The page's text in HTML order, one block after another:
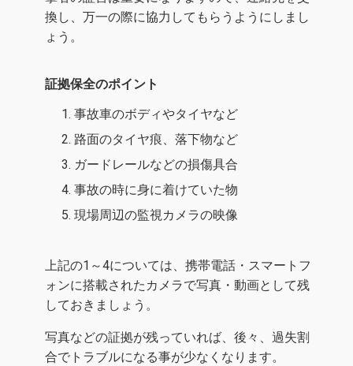
換し、万一の際に協力してもらうようにしまし
ょう。
証拠保全のポイント
事故車のボディやタイヤなど
路面のタイヤ痕、落下物など
ガードレールなどの損傷具合
事故の時に身に着けていた物
現場周辺の監視カメラの映像
上記の1～4については、携帯電話・スマートフ
ォンに搭載されたカメラで写真・動画として残
しておきましょう。
写真などの証拠が残っていれば、後々、過失割
合でトラブルになる事が少なくなります。